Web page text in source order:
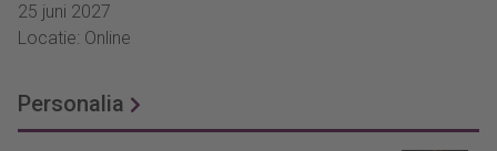
25 juni 2027
Locatie: Online
Personalia